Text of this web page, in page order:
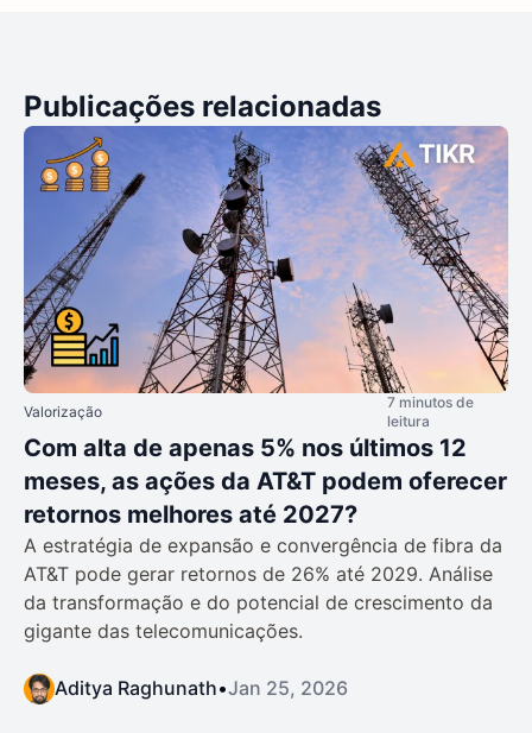
Publicações relacionadas
Valorização
7 minutos de
leitura
Com alta de apenas 5% nos últimos 12
meses, as ações da AT&T podem oferecer
retornos melhores até 2027?
A estratégia de expansão e convergência de fibra da
AT&T pode gerar retornos de 26% até 2029. Análise
da transformação e do potencial de crescimento da
gigante das telecomunicações.
Aditya Raghunath•Jan 25, 2026